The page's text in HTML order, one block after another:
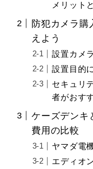
メリット
防犯カメラ購
えよう
設置カメ
設置目的
セキュリ
者がおす
ケーズデンキ
費用の比較
ヤマダ電
エディオ